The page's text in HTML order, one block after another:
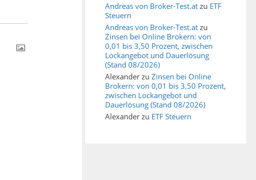
Andreas von Broker-Test.at zu ETF
Steuern
Andreas von Broker-Test.at zu
Zinsen bei Online Brokern: von
0,01 bis 3,50 Prozent, zwischen
Lockangebot und Dauerlösung
(Stand 08/2026)
Alexander zu Zinsen bei Online
Brokern: von 0,01 bis 3,50 Prozent,
zwischen Lockangebot und
Dauerlösung (Stand 08/2026)
Alexander zu ETF Steuern